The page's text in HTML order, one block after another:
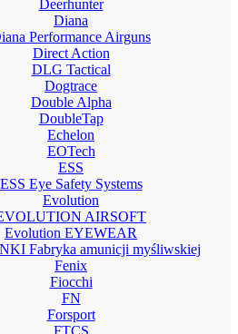
Deerhunter
Diana
Performance Airguns
Direct Action
DLG Tactical
Dogtrace
Double Alpha
DoubleTap
Echelon
EOTech
ESS
ESS Eye Safety Systems
Evolution
AIRSOFT
Evolution EYEWEAR
Fabryka amunicji myśliwskiej
Fenix
Fiocchi
FN
Forsport
FTCS